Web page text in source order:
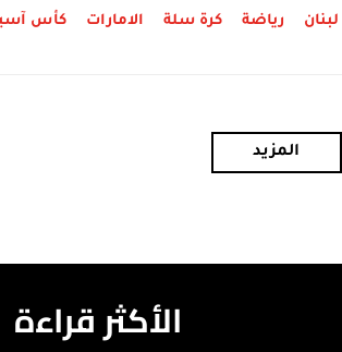
لبنان رياضة كرة سلة الامارات كأس
المزيد
الأكثر قراءة